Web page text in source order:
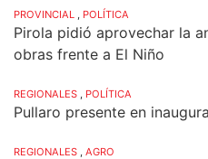
PROVINCIAL POLÍTICA
Pirola pidió aprovechar la
obras frente a El Niño
REGIONALES POLÍTICA
Pullaro presente en
REGIONALES AGRO